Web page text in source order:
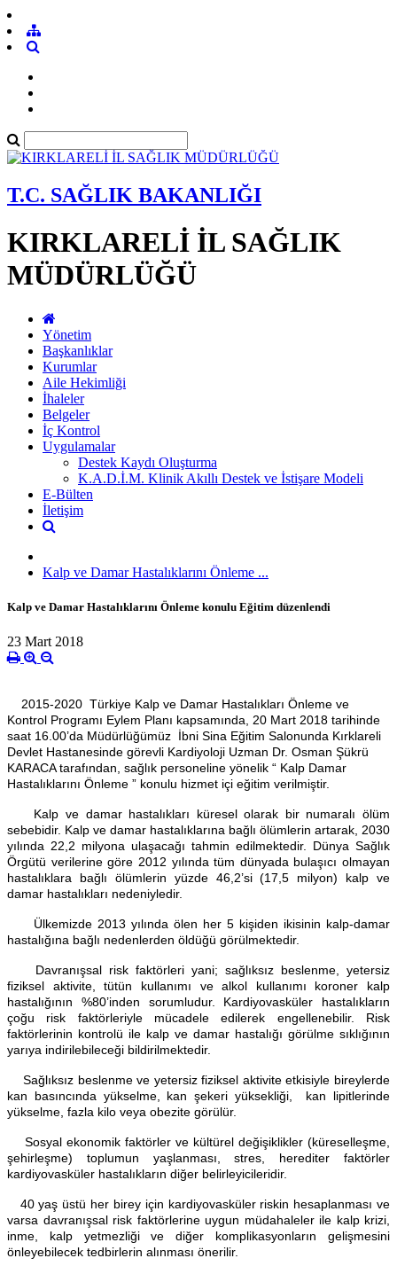
T.C. SAĞLIK BAKANLIĞI
KIRKLARELİ İL SAĞLIK
MÜDÜRLÜĞÜ
Yönetim
Başkanlıklar
Kurumlar
Aile Hekimliği
İhaleler
Belgeler
İç Kontrol
Uygulamalar
Destek Kaydı Oluşturma
K.A.D.İ.M. Klinik Akıllı Destek ve İstişare Modeli
E-Bülten
İletişim
Kalp ve Damar Hastalıklarını Önleme ...
Kalp ve Damar Hastalıklarını Önleme konulu Eğitim düzenlendi
23 Mart 2018
2015-2020 Türkiye Kalp ve Damar Hastalıkları Önleme ve
Kontrol Programı Eylem Planı kapsamında, 20 Mart 2018 tarihinde
saat 16.00’da Müdürlüğümüz İbni Sina Eğitim Salonunda Kırklareli
Devlet Hastanesinde görevli Kardiyoloji Uzman Dr. Osman Şükrü
KARACA tarafından, sağlık personeline yönelik “ Kalp Damar
Hastalıklarını Önleme ” konulu hizmet içi eğitim verilmiştir.
Kalp ve damar hastalıkları küresel olarak bir numaralı ölüm
sebebidir. Kalp ve damar hastalıklarına bağlı ölümlerin artarak, 2030
yılında 22,2 milyona ulaşacağı tahmin edilmektedir. Dünya Sağlık
Örgütü verilerine göre 2012 yılında tüm dünyada bulaşıcı olmayan
hastalıklara bağlı ölümlerin yüzde 46,2’si (17,5 milyon) kalp ve
damar hastalıkları nedeniyledir.
Ülkemizde 2013 yılında ölen her 5 kişiden ikisinin kalp-damar
hastalığına bağlı nedenlerden öldüğü görülmektedir.
Davranışsal risk faktörleri yani; sağlıksız beslenme, yetersiz
fiziksel aktivite, tütün kullanımı ve alkol kullanımı koroner kalp
hastalığının %80’inden sorumludur. Kardiyovasküler hastalıkların
çoğu risk faktörleriyle mücadele edilerek engellenebilir. Risk
faktörlerinin kontrolü ile kalp ve damar hastalığı görülme sıklığının
yarıya indirilebileceği bildirilmektedir.
Sağlıksız beslenme ve yetersiz fiziksel aktivite etkisiyle bireylerde
kan basıncında yükselme, kan şekeri yüksekliği, kan lipitlerinde
yükselme, fazla kilo veya obezite görülür.
Sosyal ekonomik faktörler ve kültürel değişiklikler (küreselleşme,
şehirleşme) toplumun yaşlanması, stres, herediter faktörler
kardiyovasküler hastalıkların diğer belirleyicileridir.
40 yaş üstü her birey için kardiyovasküler riskin hesaplanması ve
varsa davranışsal risk faktörlerine uygun müdahaleler ile kalp krizi,
inme, kalp yetmezliği ve diğer komplikasyonların gelişmesini
önleyebilecek tedbirlerin alınması önerilir.